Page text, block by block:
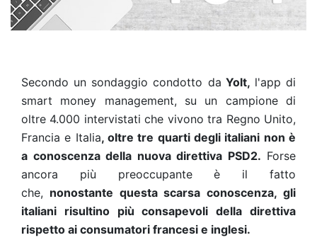
Secondo un sondaggio condotto da Yolt, l'app di
smart money management, su un campione di
oltre 4.000 intervistati che vivono tra Regno Unito,
Francia e Italia, oltre tre quarti degli italiani non è
a conoscenza della nuova direttiva PSD2. Forse
ancora più preoccupante è il fatto
che, nonostante questa scarsa conoscenza, gli
italiani risultino più consapevoli della direttiva
rispetto ai consumatori francesi e inglesi.